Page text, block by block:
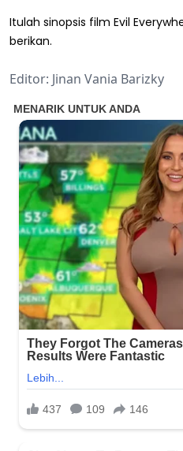
Itulah sinopsis film Evil
berikan.
Editor: Jinan Vania Barizky